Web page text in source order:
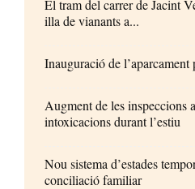
El tram del carrer de Jacint
illa de vianants a...
Inauguració de
Augment de les inspeccions
intoxicacions durant l’estiu
Nou sistema d’estades
conciliació familiar